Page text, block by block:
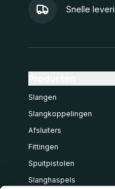
Snelle
Slangen
Slangkoppelingen
Afsluiters
Fittingen
Spuitpistolen
Slanghaspels